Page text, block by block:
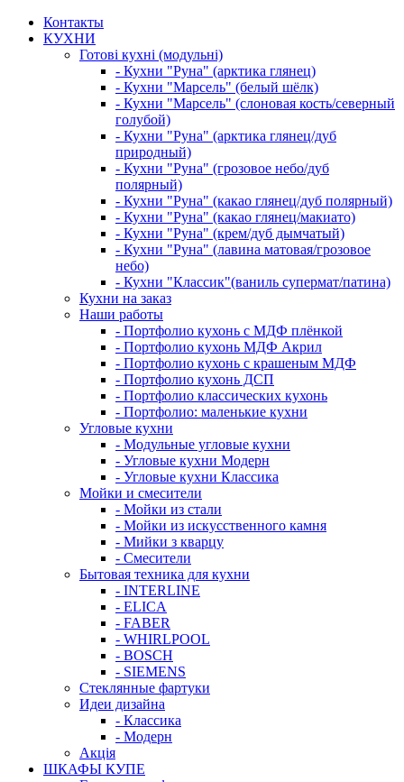
Контакты
КУХНИ
Готові кухні (модульні)
- Кухни "Руна" (арктика глянец)
- Кухни "Марсель" (белый шёлк)
- Кухни "Марсель" (слоновая кость/северный
голубой)
- Кухни "Руна" (арктика глянец/дуб
природный)
- Кухни "Руна" (грозовое небо/дуб
полярный)
- Кухни "Руна" (какао глянец/дуб полярный)
- Кухни "Руна" (какао глянец/макиато)
- Кухни "Руна" (крем/дуб дымчатый)
- Кухни "Руна" (лавина матовая/грозовое
небо)
- Кухни "Классик"(ваниль супермат/патина)
Кухни на заказ
Наши работы
- Портфолио кухонь с МДФ плёнкой
- Портфолио кухонь МДФ Акрил
- Портфолио кухонь с крашеным МДФ
- Портфолио кухонь ДСП
- Портфолио классических кухонь
- Портфолио: маленькие кухни
Угловые кухни
- Модульные угловые кухни
- Угловые кухни Модерн
- Угловые кухни Классика
Мойки и смесители
- Мойки из стали
- Мойки из искусственного камня
- Мийки з кварцу
- Смесители
Бытовая техника для кухни
- INTERLINE
- ELICA
- FABER
- WHIRLPOOL
- BOSCH
- SIEMENS
Стеклянные фартуки
Идеи дизайна
- Класcика
- Модерн
Акція
ШКАФЫ КУПЕ